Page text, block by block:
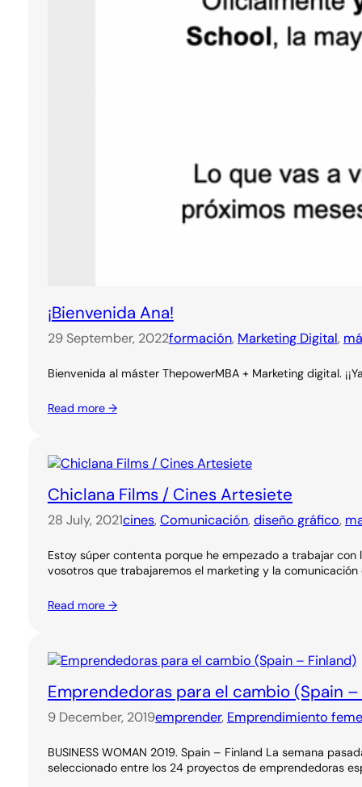
¡Bienvenida Ana!
29 September, 2022formación, Marketing Digital,
Bienvenida al máster ThepowerMBA + Marketing digital.
Read more →
Chiclana Films / Cines Artesiete
28 July, 2021cines, Comunicación, diseño gráfico,
Estoy súper contenta porque he empezado a trabajar con
vosotros que trabajaremos el marketing y la
Read more →
Emprendedoras para el cambio (Spain
9 December, 2019emprender, Emprendimiento
BUSINESS WOMAN 2019. Spain – Finland La semana
seleccionado entre los 24 proyectos de emprendedoras